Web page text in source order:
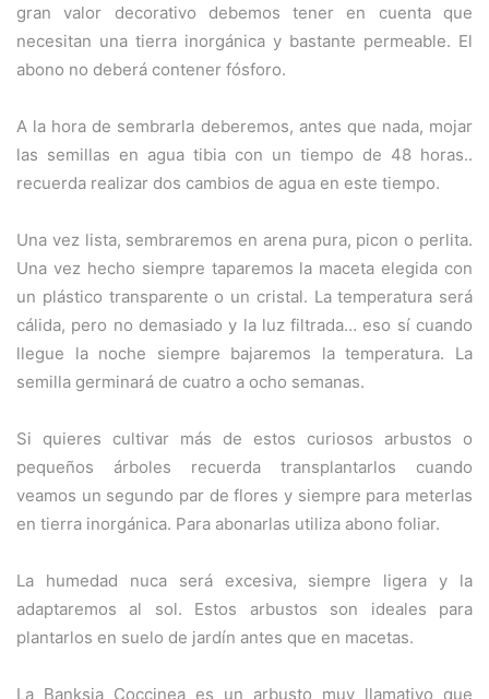
gran valor decorativo debemos tener en cuenta que
necesitan una tierra inorgánica y bastante permeable. El
abono no deberá contener fósforo.
A la hora de sembrarla deberemos, antes que nada, mojar
las semillas en agua tibia con un tiempo de 48 horas..
recuerda realizar dos cambios de agua en este tiempo.
Una vez lista, sembraremos en arena pura, picon o perlita.
Una vez hecho siempre taparemos la maceta elegida con
un plástico transparente o un cristal. La temperatura será
cálida, pero no demasiado y la luz filtrada… eso sí cuando
llegue la noche siempre bajaremos la temperatura. La
semilla germinará de cuatro a ocho semanas.
Si quieres cultivar más de estos curiosos arbustos o
pequeños árboles recuerda transplantarlos cuando
veamos un segundo par de flores y siempre para meterlas
en tierra inorgánica. Para abonarlas utiliza abono foliar.
La humedad nuca será excesiva, siempre ligera y la
adaptaremos al sol. Estos arbustos son ideales para
plantarlos en suelo de jardín antes que en macetas.
La Banksia Coccinea es un arbusto muy llamativo que